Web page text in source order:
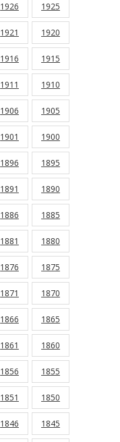
1926 1925
1921 1920
1916 1915
1911 1910
1906 1905
1901 1900
1896 1895
1891 1890
1886 1885
1881 1880
1876 1875
1871 1870
1866 1865
1861 1860
1856 1855
1851 1850
1846 1845